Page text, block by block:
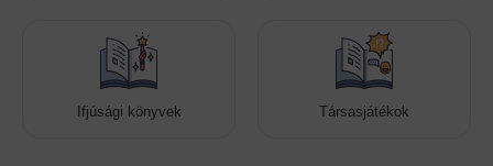
Ifjúsági könyvek Társasjátékok